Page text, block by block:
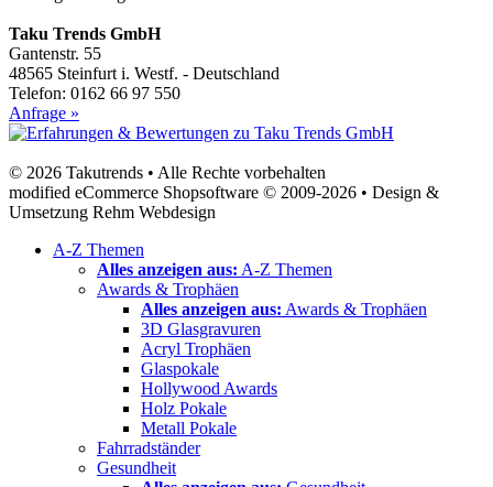
Taku Trends GmbH
Gantenstr. 55
48565 Steinfurt i. Westf. - Deutschland
Telefon: 0162 66 97 550
Anfrage »
© 2026 Takutrends • Alle Rechte vorbehalten
modified eCommerce Shopsoftware © 2009-2026 • Design &
Umsetzung Rehm Webdesign
A-Z Themen
Alles anzeigen aus: A-Z Themen
Awards & Trophäen
Alles anzeigen aus: Awards & Trophäen
3D Glasgravuren
Acryl Trophäen
Glaspokale
Hollywood Awards
Holz Pokale
Metall Pokale
Fahrradständer
Gesundheit